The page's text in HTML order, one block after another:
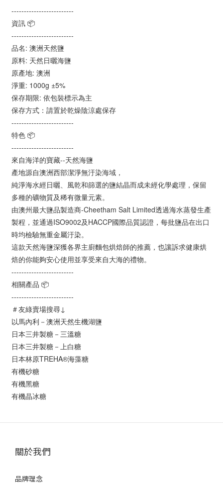
-------------------------
資訊 📦
-------------------------
品名: 澳洲天然鹽
原料: 天然日曬海鹽
原產地: 澳洲
淨重: 1000g ±5%
保存期限: 依包裝標示為主
保存方式：請置於乾燥陰涼處保存
-------------------------
特色 📦
-------------------------
來自海洋的寶藏--天然海鹽
產地源自澳洲西部潔淨無汙染海域，
純淨海水經日曬、風乾和篩選的鹽結晶而成未經化學處理，保留
多種的礦物質及稀有微量元素。
由澳州最大鹽品製造商-Cheetham Salt Limited透過海水蒸發生產
製程，並通過ISO9002及HACCP國際品質認證，每批鹽品在出口
時均檢驗無重金屬汙染。
這款天然海鹽深獲各界主廚麵包烘焙師的推薦，也讓訴求健康烘
焙的你能夠安心使用並享受來自大海的禮物。
-------------------------
相關產品 📦
-------------------------
＃友綠賣場搜尋↓
以馬內利－澳洲天然生機湖鹽
日本三井製糖－三溫糖
日本三井製糖－上白糖
日本林原TREHA®海藻糖
有機砂糖
有機黑糖
有機晶冰糖
關於我們
品牌理念